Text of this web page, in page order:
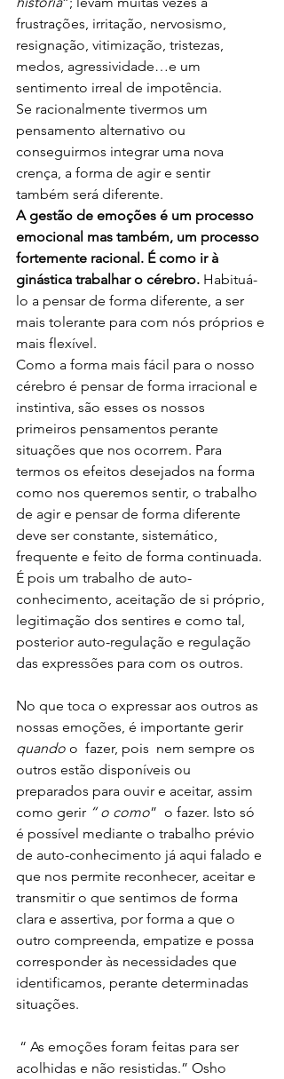
frustrações, irritação, nervosismo,
resignação, vitimização, tristezas,
medos, agressividade…e um
sentimento irreal de impotência.
Se racionalmente tivermos um
pensamento alternativo ou
conseguirmos integrar uma nova
crença, a forma de agir e sentir
também será diferente.
A gestão de emoções é um processo
emocional mas também, um processo
fortemente racional. É como ir à
ginástica trabalhar o cérebro. Habituá-
lo a pensar de forma diferente, a ser
mais tolerante para com nós próprios e
mais flexível.
Como a forma mais fácil para o nosso
cérebro é pensar de forma irracional e
instintiva, são esses os nossos
primeiros pensamentos perante
situações que nos ocorrem. Para
termos os efeitos desejados na forma
como nos queremos sentir, o trabalho
de agir e pensar de forma diferente
deve ser constante, sistemático,
frequente e feito de forma continuada.
É pois um trabalho de auto-
conhecimento, aceitação de si próprio,
legitimação dos sentires e como tal,
posterior auto-regulação e regulação
das expressões para com os outros.
No que toca o expressar aos outros as
nossas emoções, é importante gerir
quando o  fazer, pois  nem sempre os
outros estão disponíveis ou
preparados para ouvir e aceitar, assim
como gerir “ o como”  o fazer. Isto só
é possível mediante o trabalho prévio
de auto-conhecimento já aqui falado e
que nos permite reconhecer, aceitar e
transmitir o que sentimos de forma
clara e assertiva, por forma a que o
outro compreenda, empatize e possa
corresponder às necessidades que
identificamos, perante determinadas
situações.
acolhidas e não resistidas.” Osho